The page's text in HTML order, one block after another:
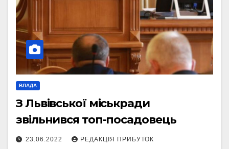
ВЛАДА
З Львівської міськради
звільнився топ-посадовець
23.06.2022 РЕДАКЦІЯ ПРИБУТОК